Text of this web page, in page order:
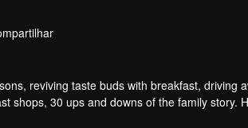
reviving taste buds with breakfast, driving
shops, 30 ups and downs of the family story.
Please believe that the sun will